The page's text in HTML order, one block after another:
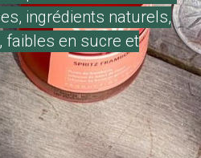
ingrédients naturels,
faibles en sucre et